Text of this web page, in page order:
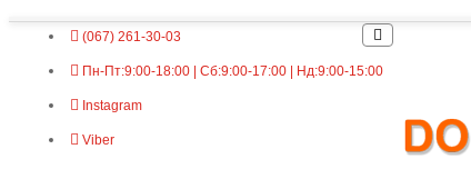
(067) 261-30-03
Пн-Пт:9:00-18:00 | Сб:9:00-17:00 | Нд:9:00-15:00
Instagram
Viber